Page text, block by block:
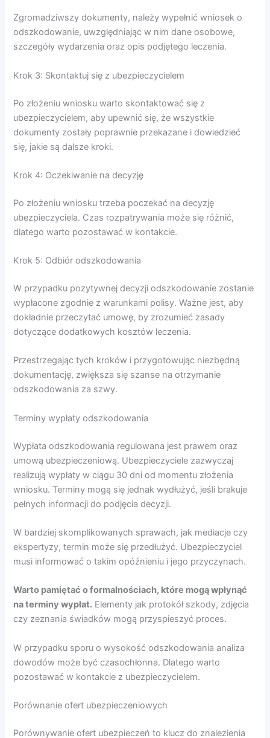
Zgromadziwszy dokumenty, należy wypełnić wniosek o
odszkodowanie, uwzględniając w nim dane osobowe,
szczegóły wydarzenia oraz opis podjętego leczenia.
Krok 3: Skontaktuj się z ubezpieczycielem
Po złożeniu wniosku warto skontaktować się z
ubezpieczycielem, aby upewnić się, że wszystkie
dokumenty zostały poprawnie przekazane i dowiedzieć
się, jakie są dalsze kroki.
Krok 4: Oczekiwanie na decyzję
Po złożeniu wniosku trzeba poczekać na decyzję
ubezpieczyciela. Czas rozpatrywania może się różnić,
dlatego warto pozostawać w kontakcie.
Krok 5: Odbiór odszkodowania
W przypadku pozytywnej decyzji odszkodowanie zostanie
wypłacone zgodnie z warunkami polisy. Ważne jest, aby
dokładnie przeczytać umowę, by zrozumieć zasady
dotyczące dodatkowych kosztów leczenia.
Przestrzegając tych kroków i przygotowując niezbędną
dokumentację, zwiększa się szanse na otrzymanie
odszkodowania za szwy.
Terminy wypłaty odszkodowania
Wypłata odszkodowania regulowana jest prawem oraz
umową ubezpieczeniową. Ubezpieczyciele zazwyczaj
realizują wypłaty w ciągu 30 dni od momentu złożenia
wniosku. Terminy mogą się jednak wydłużyć, jeśli brakuje
pełnych informacji do podjęcia decyzji.
W bardziej skomplikowanych sprawach, jak mediacje czy
ekspertyzy, termin może się przedłużyć. Ubezpieczyciel
musi informować o takim opóźnieniu i jego przyczynach.
Warto pamiętać o formalnościach, które mogą wpłynąć
na terminy wypłat. Elementy jak protokół szkody, zdjęcia
czy zeznania świadków mogą przyspieszyć proces.
W przypadku sporu o wysokość odszkodowania analiza
dowodów może być czasochłonna. Dlatego warto
pozostawać w kontakcie z ubezpieczycielem.
Porównanie ofert ubezpieczeniowych
Porównywanie ofert ubezpieczeń to klucz do znalezienia